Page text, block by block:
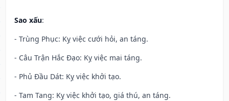
Sao xấu:
- Trùng Phục: Kỵ việc cưới hỏi, an táng.
- Câu Trận Hắc Đạo: Kỵ việc mai táng.
- Phủ Đầu Dát: Kỵ việc khởi tạo.
- Tam Tang: Kỵ việc khởi tạo, giá thú, an táng.